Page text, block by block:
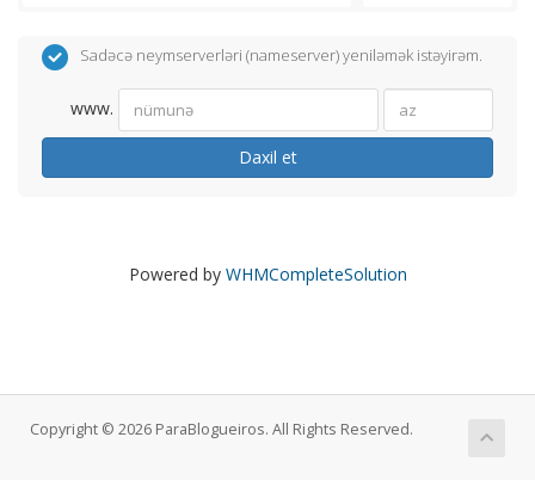
Sadəcə neymserverləri (nameserver) yeniləmək istəyirəm.
www.
Daxil et
Powered by WHMCompleteSolution
Copyright © 2026 ParaBlogueiros. All Rights Reserved.